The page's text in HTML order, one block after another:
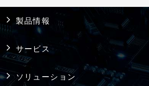
製品情報
産業用PC
システム製品
サービス
ソリューション